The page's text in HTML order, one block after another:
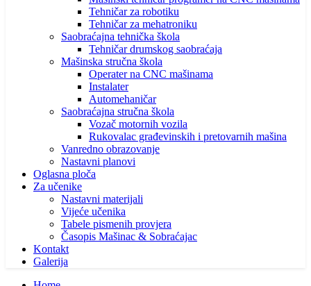
Tehničar za robotiku
Tehničar za mehatroniku
Saobraćajna tehnička škola
Tehničar drumskog saobraćaja
Mašinska stručna škola
Operater na CNC mašinama
Instalater
Automehaničar
Saobraćajna stručna škola
Vozač motornih vozila
Rukovalac građevinskih i pretovarnih mašina
Vanredno obrazovanje
Nastavni planovi
Oglasna ploča
Za učenike
Nastavni materijali
Vijeće učenika
Tabele pismenih provjera
Časopis Mašinac & Sobraćajac
Kontakt
Galerija